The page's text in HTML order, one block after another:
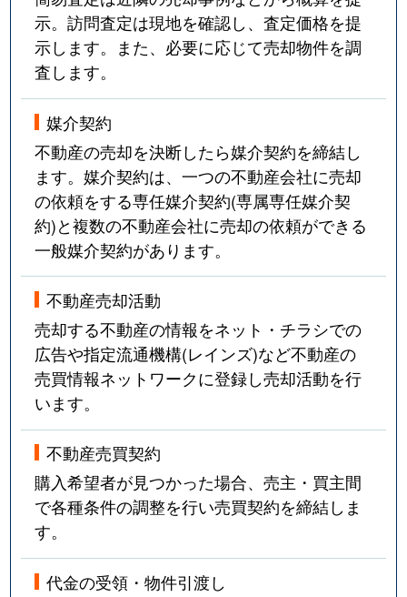
示。訪問査定は現地を確認し、査定価格を提
示します。また、必要に応じて売却物件を調
査します。
媒介契約
不動産の売却を決断したら媒介契約を締結し
ます。媒介契約は、一つの不動産会社に売却
の依頼をする専任媒介契約(専属専任媒介契
約)と複数の不動産会社に売却の依頼ができる
一般媒介契約があります。
不動産売却活動
売却する不動産の情報をネット・チラシでの
広告や指定流通機構(レインズ)など不動産の
売買情報ネットワークに登録し売却活動を行
います。
不動産売買契約
購入希望者が見つかった場合、売主・買主間
で各種条件の調整を行い売買契約を締結しま
す。
代金の受領・物件引渡し